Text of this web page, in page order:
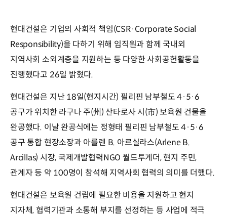
현대건설은 기업의 사회적 책임(CSR·Corporate Social
Responsibility)을 다하기 위해 임직원과 함께 국내외
지역사회 소외계층을 지원하는 등 다양한 사회공헌활동을
진행했다고 26일 밝혔다.
현대건설은 지난 18일(현지시간) 필리핀 남부철도 4·5·6
공구가 위치한 라구나 주(州) 산타로사 시(市) 보육원 건물을
완공했다. 이날 완공식에는 정형태 필리핀 남부철도 4·5·6
공구 통합 현장소장과 아를렌 B. 아르실라스(Arlene B.
Arcillas) 시장, 국제개발협력NGO 월드투게더, 현지 주민,
관계자 등 약 100명이 참석해 지역사회 협력의 의미를 더했다.
현대건설은 보육원 건립에 필요한 비용을 지원하고 현지
지자체, 협력기관과 소통해 부지를 선정하는 등 사업에 적극